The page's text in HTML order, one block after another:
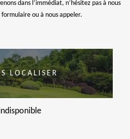
dans l’immédiat, n’hésitez pas à nous
ou à nous appeler.
LOCALISER